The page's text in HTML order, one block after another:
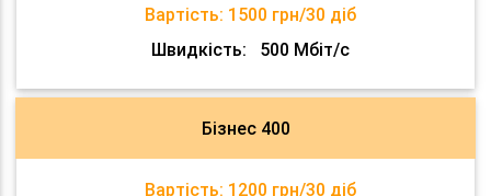
Вартість: 1500 грн/30 діб
Швидкість:
500 Мбіт/с
Бізнес 400
Вартість: 1200 грн/30 діб